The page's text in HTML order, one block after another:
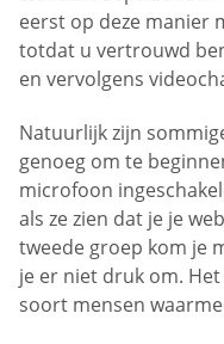
eerst op deze manier
totdat u vertrouwd
en vervolgens
Natuurlijk zijn
genoeg om te
microfoon
als ze zien dat je je
tweede groep kom je
je er niet druk om.
soort mensen